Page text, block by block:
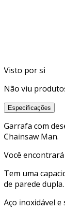
Visto por si
Não viu
Especificações
Garrafa com
Chainsaw Man.
Você
Tem uma
de parede dupla.
Aço inoxidável e